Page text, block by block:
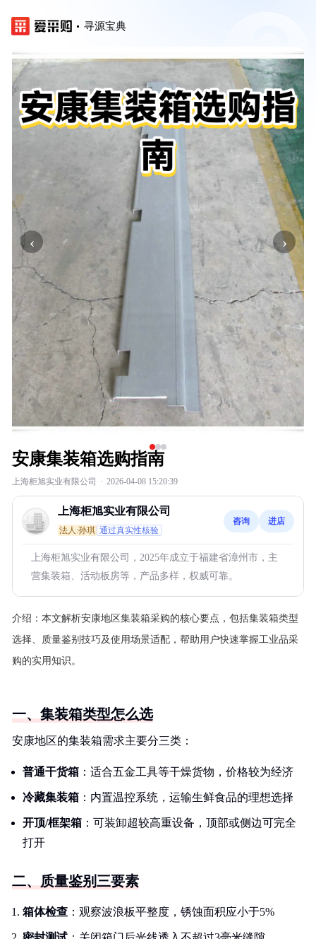
寻源宝典
‹ ›
安康集装箱选购指南
上海柜旭实业有限公司 · 2026-04-08 15:20:39
上海柜旭实业有限公司
法人:孙琪 通过真实性核验
咨询 进店
上海柜旭实业有限公司，2025年成立于福建省漳州市，主
营集装箱、活动板房等，产品多样，权威可靠。
介绍： 本文解析安康地区集装箱采购的核心要点，包括集装箱类型
选择、质量鉴别技巧及使用场景适配，帮助用户快速掌握工业品采
购的实用知识。
一、集装箱类型怎么选
安康地区的集装箱需求主要分三类：
普通干货箱 ：适合五金工具等干燥货物，价格较为经济
冷藏集装箱 ：内置温控系统，运输生鲜食品的理想选择
开顶/框架箱 ：可装卸超较高重设备，顶部或侧边可完全
打开
二、质量鉴别三要素
箱体检查 ：观察波浪板平整度，锈蚀面积应小于5%